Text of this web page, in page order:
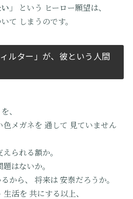
」 という ヒーロー願望は、
て しまうのです。
ルター」が、 彼という人間
、
色メガネを 通して 見ていません
えられる額か。
題はないか。
から、 将来は安泰だろうか。
生活を 共にする以上、